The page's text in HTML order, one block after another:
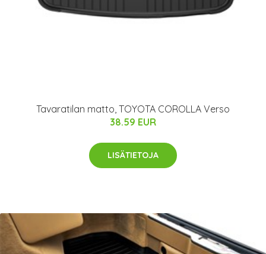
Tavaratilan matto, TOYOTA COROLLA Verso
38.59 EUR
LISÄTIETOJA